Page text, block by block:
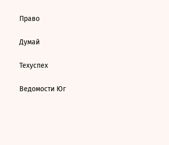
Право
Думай
Техуспех
Ведомости Юг